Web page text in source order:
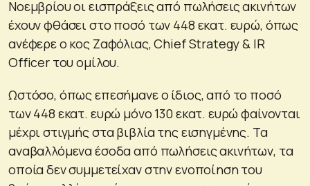
Νοεμβρίου οι εισπράξεις από πωλήσεις ακινήτων
έχουν φθάσει στο ποσό των 448 εκατ. ευρώ, όπως
ανέφερε ο κος Ζαφόλιας, Chief Strategy & IR
Officer του ομίλου.
Ωστόσο, όπως επεσήμανε ο ίδιος, από το ποσό
των 448 εκατ. ευρώ μόνο 130 εκατ. ευρώ φαίνονται
μέχρι στιγμής στα βιβλία της εισηγμένης. Τα
αναβαλλόμενα έσοδα από πωλήσεις ακινήτων, τα
οποία δεν συμμετείχαν στην ενοποίηση του